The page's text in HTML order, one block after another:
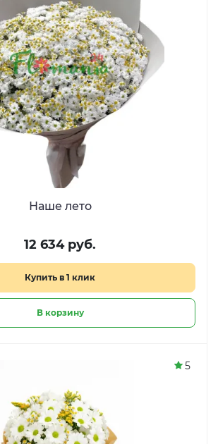
Наше лето
12 634 руб.
Купить в 1 клик
В корзину
5